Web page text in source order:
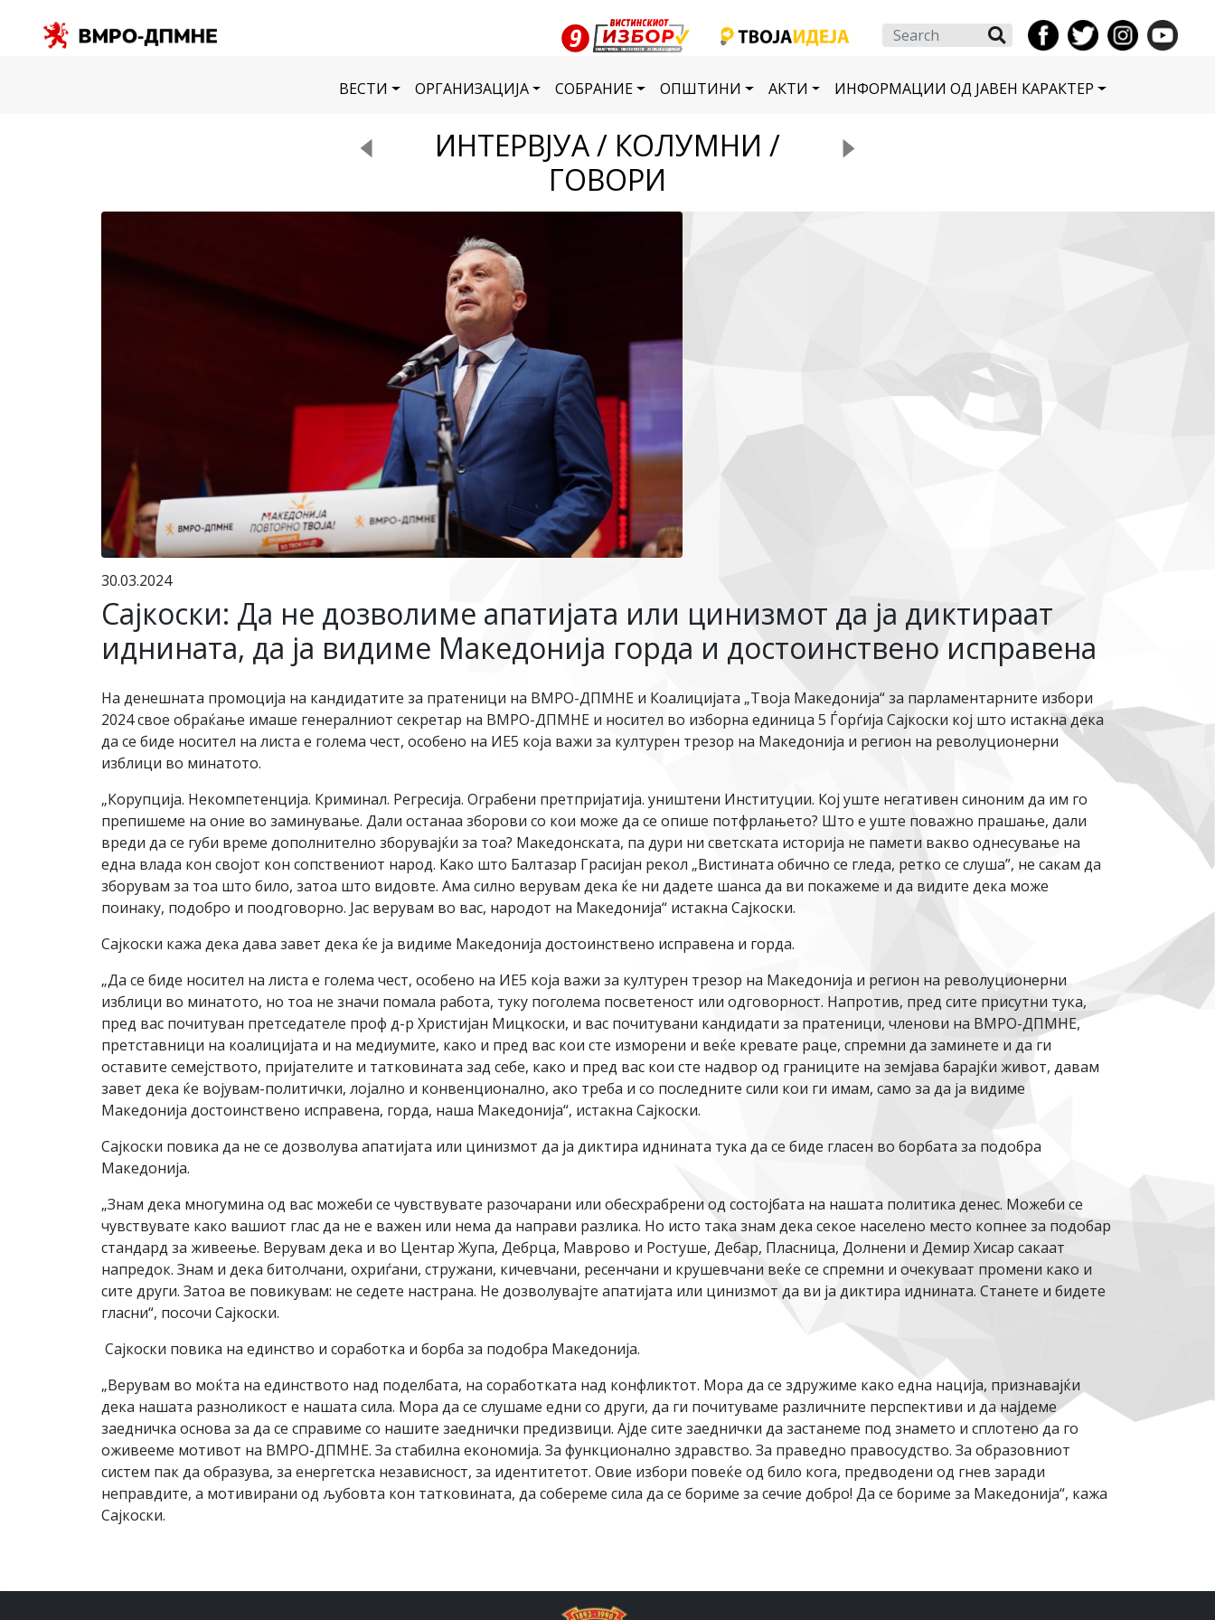
Search
ВЕСТИ ОРГАНИЗАЦИЈА СОБРАНИЕ ОПШТИНИ АКТИ ИНФОРМАЦИИ ОД ЈАВЕН КАРАКТЕР
ИНТЕРВЈУА / КОЛУМНИ /
ГОВОРИ
30.03.2024
Сајкоски: Да не дозволиме апатијата или цинизмот да ја диктираат
иднината, да ја видиме Македонија горда и достоинствено исправена
На денешната промоција на кандидатите за пратеници на ВМРО-ДПМНЕ и Коалицијата „Твоја Македонија“ за парламентарните избори
2024 свое обраќање имаше генералниот секретар на ВМРО-ДПМНЕ и носител во изборна единица 5 Ѓорѓија Сајкоски кој што истакна дека
да се биде носител на листа е голема чест, особено на ИЕ5 која важи за културен трезор на Македонија и регион на револуционерни
изблици во минатото.
„Корупција. Некомпетенција. Криминал. Регресија. Ограбени претпријатија. уништени Институции. Кој уште негативен синоним да им го
препишеме на оние во заминување. Дали останаа зборови со кои може да се опише потфрлањето? Што е уште поважно прашање, дали
вреди да се губи време дополнително зборувајќи за тоа? Македонската, па дури ни светската историја не памети вакво однесување на
една влада кон својот кон сопствениот народ. Како што Балтазар Грасијан рекол „Вистината обично се гледа, ретко се слуша”, не сакам да
зборувам за тоа што било, затоа што видовте. Ама силно верувам дека ќе ни дадете шанса да ви покажеме и да видите дека може
поинаку, подобро и поодговорно. Јас верувам во вас, народот на Македонија“ истакна Сајкоски.
Сајкоски кажа дека дава завет дека ќе ја видиме Македонија достоинствено исправена и горда.
„Да се биде носител на листа е голема чест, особено на ИЕ5 која важи за културен трезор на Македонија и регион на револуционерни
изблици во минатото, но тоа не значи помала работа, туку поголема посветеност или одговорност. Напротив, пред сите присутни тука,
пред вас почитуван претседателе проф д-р Христијан Мицкоски, и вас почитувани кандидати за пратеници, членови на ВМРО-ДПМНЕ,
претставници на коалицијата и на медиумите, како и пред вас кои сте изморени и веќе кревате раце, спремни да заминете и да ги
оставите семејството, пријателите и татковината зад себе, како и пред вас кои сте надвор од границите на земјава барајќи живот, давам
завет дека ќе војувам-политички, лојално и конвенционално, ако треба и со последните сили кои ги имам, само за да ја видиме
Македонија достоинствено исправена, горда, наша Македонија“, истакна Сајкоски.
Сајкоски повика да не се дозволува апатијата или цинизмот да ја диктира иднината тука да се биде гласен во борбата за подобра
Македонија.
„Знам дека многумина од вас можеби се чувствувате разочарани или обесхрабрени од состојбата на нашата политика денес. Можеби се
чувствувате како вашиот глас да не е важен или нема да направи разлика. Но исто така знам дека секое населено место копнее за подобар
стандард за живеење. Верувам дека и во Центар Жупа, Дебрца, Маврово и Ростуше, Дебар, Пласница, Долнени и Демир Хисар сакаат
напредок. Знам и дека битолчани, охриѓани, стружани, кичевчани, ресенчани и крушевчани веќе се спремни и очекуваат промени како и
сите други. Затоа ве повикувам: не седете настрана. Не дозволувајте апатијата или цинизмот да ви ја диктира иднината. Станете и бидете
гласни“, посочи Сајкоски.
Сајкоски повика на единство и соработка и борба за подобра Македонија.
„Верувам во моќта на единството над поделбата, на соработката над конфликтот. Мора да се здружиме како една нација, признавајќи
дека нашата разноликост е нашата сила. Мора да се слушаме едни со други, да ги почитуваме различните перспективи и да најдеме
заедничка основа за да се справиме со нашите заеднички предизвици. Ајде сите заеднички да застанеме под знамето и сплотено да го
оживееме мотивот на ВМРО-ДПМНЕ. За стабилна економија. За функционално здравство. За праведно правосудство. За образовниот
систем пак да образува, за енергетска независност, за идентитетот. Овие избори повеќе од било кога, предводени од гнев заради
неправдите, а мотивирани од љубовта кон татковината, да собереме сила да се бориме за сечие добро! Да се бориме за Македонија“, кажа
Сајкоски.